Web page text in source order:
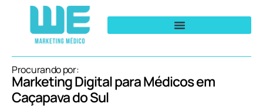
Procurando por:
Marketing Digital para Médicos em
Caçapava do Sul